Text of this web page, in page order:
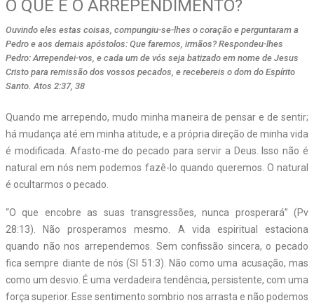
O QUE É O ARREPENDIMENTO?
Ouvindo eles estas coisas, compungiu-se-lhes o coração e perguntaram a
Pedro e aos demais apóstolos: Que faremos, irmãos? Respondeu-lhes
Pedro: Arrependei-vos, e cada um de vós seja batizado em nome de Jesus
Cristo para remissão dos vossos pecados, e recebereis o dom do Espírito
Santo. Atos 2:37, 38
Quando me arrependo, mudo minha maneira de pensar e de sentir;
há mudança até em minha atitude, e a própria direção de minha vida
é modificada. Afasto-me do pecado para servir a Deus. Isso não é
natural em nós nem podemos fazê-lo quando queremos. O natural
é ocultarmos o pecado.
“O que encobre as suas transgressões, nunca prosperará” (Pv
28:13). Não prosperamos mesmo. A vida espiritual estaciona
quando não nos arrependemos. Sem confissão sincera, o pecado
fica sempre diante de nós (Sl 51:3). Não como uma acusação, mas
como um desvio. É uma verdadeira tendência, persistente, com uma
força superior. Esse sentimento sombrio nos arrasta e não podemos